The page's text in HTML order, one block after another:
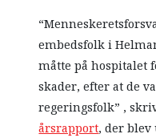
embedsfolk i
måtte på hospitalet
skader, efter at de
regeringsfolk” ,
årsrapport, der blev